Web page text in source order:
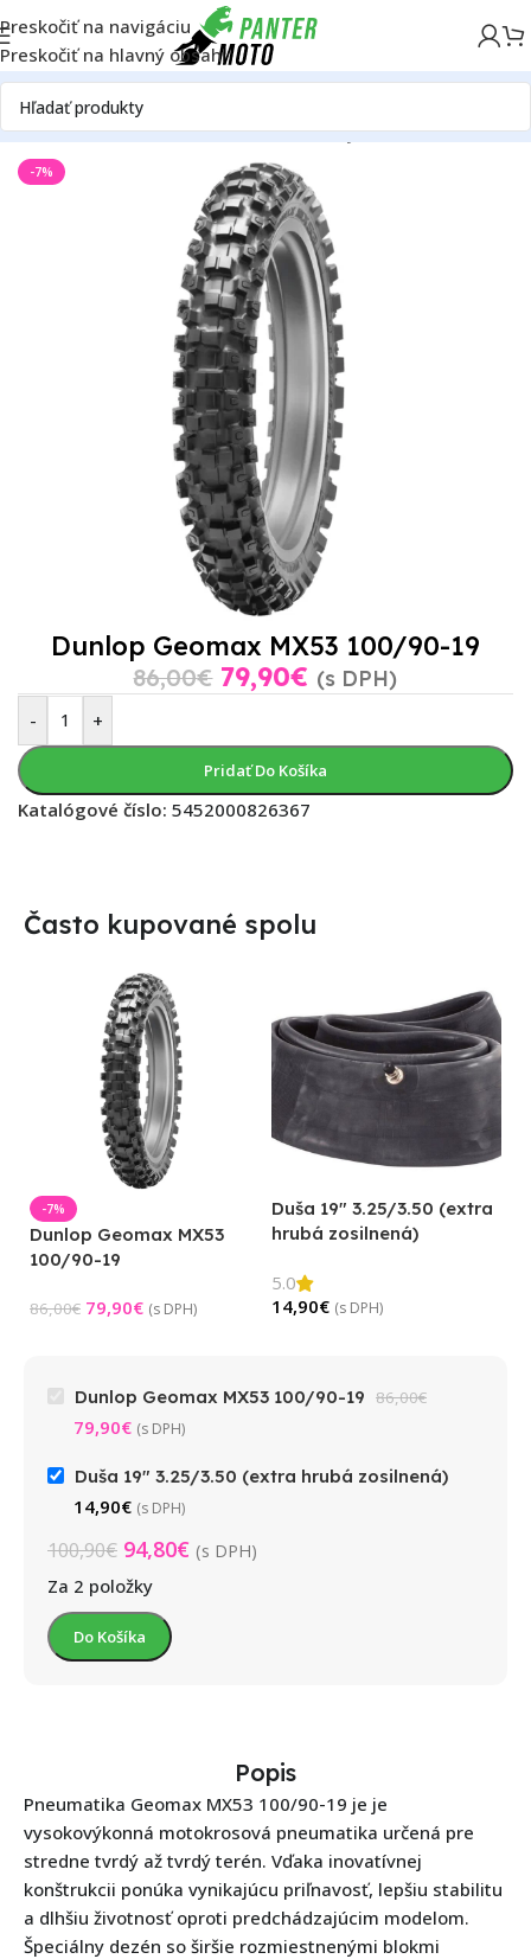
Preskočiť na navigáciu
Preskočiť na hlavný obsah
DomovOFF ROADRámKolesáPneumatiky
-7%
Dunlop Geomax MX53 100/90-19
86,00€ 79,90€ (s DPH)
- +
Pridať Do Košíka
Katalógové číslo: 5452000826367
Často kupované spolu
-7%
Dunlop Geomax MX53
100/90-19
86,00€ 79,90€ (s DPH)
Duša 19″ 3.25/3.50 (extra
hrubá zosilnená)
5.0
14,90€ (s DPH)
Dunlop Geomax MX53 100/90-19 86,00€
79,90€ (s DPH)
Duša 19" 3.25/3.50 (extra hrubá zosilnená)
14,90€ (s DPH)
100,90€ 94,80€ (s DPH)
Za 2 položky
Do Košíka
Popis
Pneumatika Geomax MX53 100/90-19 je je
vysokovýkonná motokrosová pneumatika určená pre
stredne tvrdý až tvrdý terén. Vďaka inovatívnej
konštrukcii ponúka vynikajúcu priľnavosť, lepšiu stabilitu
a dlhšiu životnosť oproti predchádzajúcim modelom.
Špeciálny dezén so širšie rozmiestnenými blokmi